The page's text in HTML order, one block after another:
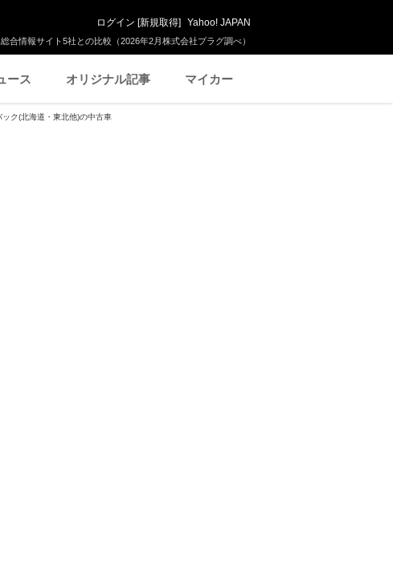
合情報サイト5社との比較（2026年2月株式会社プラグ調べ）
ログイン [新規取得] Yahoo! JAPAN
ース オリジナル記事 マイカー
ク(北海道・東北他)の中古車